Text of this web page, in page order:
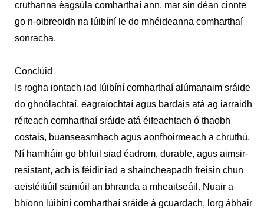
cruthanna éagsúla comharthaí ann, mar sin déan cinnte
go n-oibreoidh na lúibíní le do mhéideanna comharthaí
sonracha.
Conclúid
Is rogha iontach iad lúibíní comharthaí alúmanaim sráide
do ghnólachtaí, eagraíochtaí agus bardais atá ag iarraidh
réiteach comharthaí sráide atá éifeachtach ó thaobh
costais, buanseasmhach agus aonfhoirmeach a chruthú.
Ní hamháin go bhfuil siad éadrom, durable, agus aimsir-
resistant, ach is féidir iad a shaincheapadh freisin chun
aeistéitiúil sainiúil an bhranda a mheaitseáil. Nuair a
bhíonn lúibíní comharthaí sráide á gcuardach, lorg ábhair